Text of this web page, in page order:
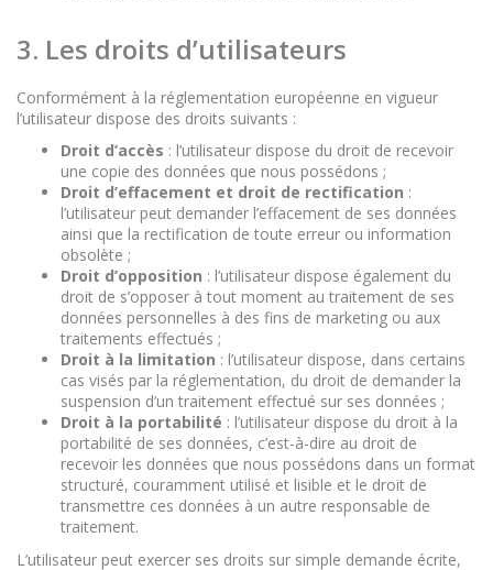
3. Les droits d’utilisateurs
Conformément à la réglementation européenne en vigueur
l’utilisateur dispose des droits suivants :
Droit d’accès : l’utilisateur dispose du droit de recevoir
une copie des données que nous possédons ;
Droit d’effacement et droit de rectification :
l’utilisateur peut demander l’effacement de ses données
ainsi que la rectification de toute erreur ou information
obsolète ;
Droit d’opposition : l’utilisateur dispose également du
droit de s’opposer à tout moment au traitement de ses
données personnelles à des fins de marketing ou aux
traitements effectués ;
Droit à la limitation : l’utilisateur dispose, dans certains
cas visés par la réglementation, du droit de demander la
suspension d’un traitement effectué sur ses données ;
Droit à la portabilité : l’utilisateur dispose du droit à la
portabilité de ses données, c’est-à-dire au droit de
recevoir les données que nous possédons dans un format
structuré, couramment utilisé et lisible et le droit de
transmettre ces données à un autre responsable de
traitement.
L’utilisateur peut exercer ses droits sur simple demande écrite,